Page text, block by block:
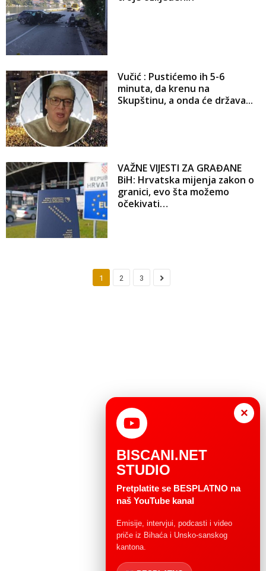
Vučić : Pustićemo ih 5-6
minuta, da krenu na
Skupštinu, a onda će država...
VAŽNE VIJESTI ZA GRAĐANE
BiH: Hrvatska mijenja zakon o
granici, evo šta možemo
očekivati…
1 2 3
×
BISCANI.NET
STUDIO
Pretplatite se BESPLATNO na
naš YouTube kanal
Emisije, intervjui, podcasti i video
priče iz Bihaća i Unsko-sanskog
kantona.